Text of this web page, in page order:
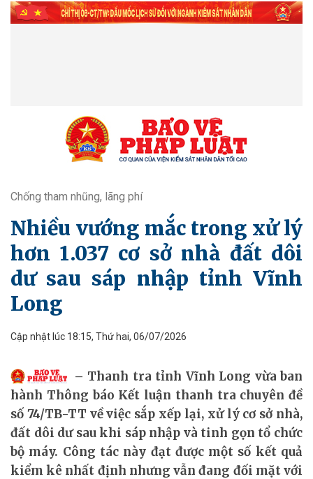
Chống tham nhũng, lãng phí
Nhiều vướng mắc trong xử lý
hơn 1.037 cơ sở nhà đất dôi
dư sau sáp nhập tỉnh Vĩnh
Long
Cập nhật lúc 18:15, Thứ hai, 06/07/2026
Thanh tra tỉnh Vĩnh Long vừa ban
hành Thông báo Kết luận thanh tra chuyên đề
số 74/TB-TT về việc sắp xếp lại, xử lý cơ sở nhà,
đất dôi dư sau khi sáp nhập và tinh gọn tổ chức
bộ máy. Công tác này đạt được một số kết quả
kiểm kê nhất định nhưng vẫn đang đối mặt với